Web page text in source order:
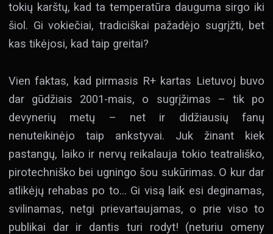
tokių karštų, kad ta temperatūra dauguma sirgo iki
šiol. Gi vokiečiai, tradiciškai pažadėjo sugrįžti, bet
kas tikėjosi, kad taip greitai?
Vien faktas, kad pirmasis R+ kartas Lietuvoj buvo
dar gūdžiais 2001-mais, o sugrįžimas – tik po
devynerių metų – net ir didžiausių fanų
nenuteikinėjo taip ankstyvai. Juk žinant kiek
pastangų, laiko ir nervų reikalauja tokio teatrališko,
pirotechniško bei ugningo šou sukūrimas. O kur dar
atlikėjų rehabas po to… Gi visą laik esi deginamas,
svilinamas, netgi prievartaujamas, o prie viso to
publikai dar ir dantis turi rodyt! (neturiu omeny